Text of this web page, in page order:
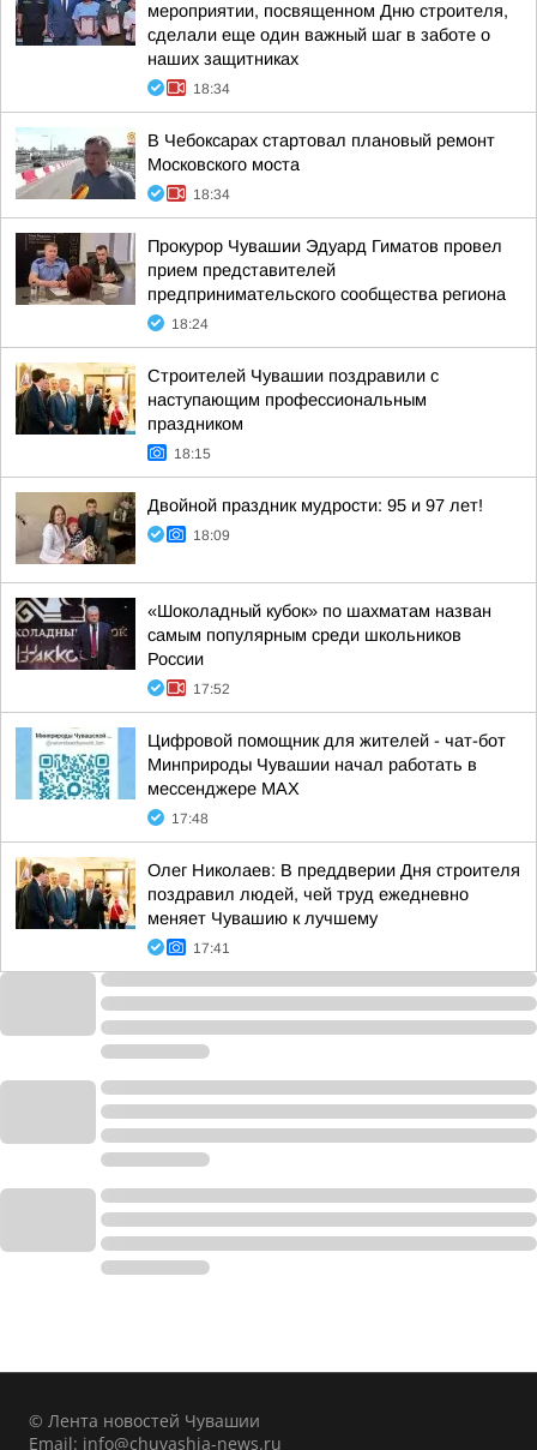
мероприятии, посвященном Дню строителя,
сделали еще один важный шаг в заботе о
наших защитниках
18:34
В Чебоксарах стартовал плановый ремонт
Московского моста
18:34
Прокурор Чувашии Эдуард Гиматов провел
прием представителей
предпринимательского сообщества региона
18:24
Строителей Чувашии поздравили с
наступающим профессиональным
праздником
18:15
Двойной праздник мудрости: 95 и 97 лет!
18:09
«Шоколадный кубок» по шахматам назван
самым популярным среди школьников
России
17:52
Цифровой помощник для жителей - чат-бот
Минприроды Чувашии начал работать в
мессенджере МАХ
17:48
Олег Николаев: В преддверии Дня строителя
поздравил людей, чей труд ежедневно
меняет Чувашию к лучшему
17:41
© Лента новостей Чувашии
Email: info@chuvashia-news.ru